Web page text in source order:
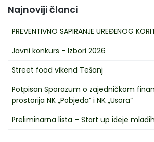
Najnoviji članci
PREVENTIVNO SAPIRANJE UREĐENOG
Javni konkurs – Izbori 2026
Street food vikend Tešanj
Potpisan Sporazum o zajedničkom
prostorija NK „Pobjeda“ i NK „Usora“
Preliminarna lista – Start up ideje